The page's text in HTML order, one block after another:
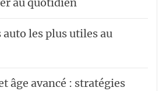
au quotidien
auto les plus utiles au
âge avancé : stratégies